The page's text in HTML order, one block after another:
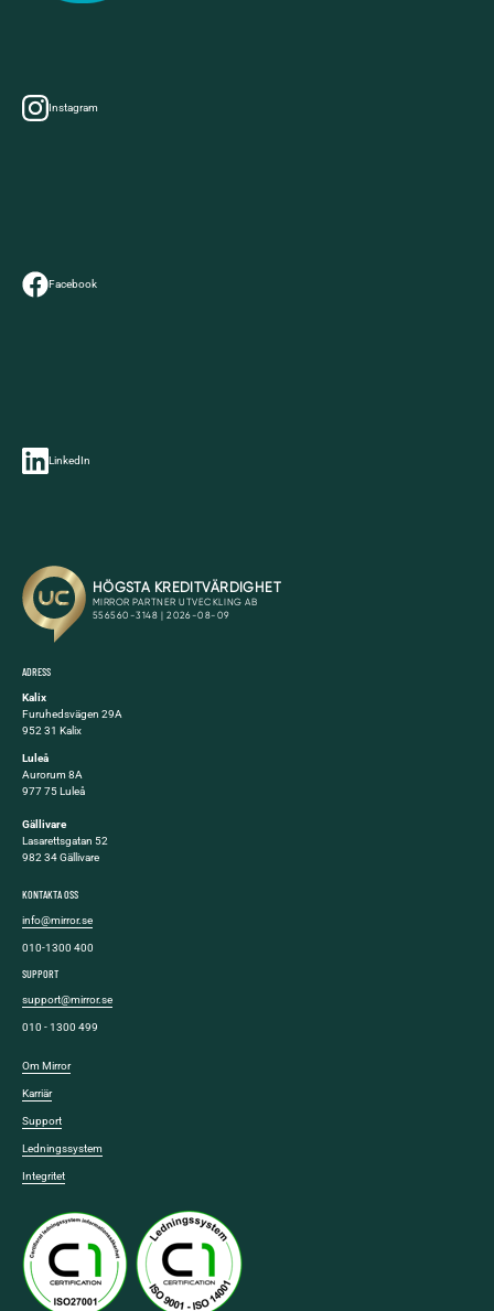
Instagram
Facebook
LinkedIn
ADRESS
Kalix
Furuhedsvägen 29A
952 31 Kalix
Luleå
Aurorum 8A
977 75 Luleå
Gällivare
Lasarettsgatan 52
982 34 Gällivare
KONTAKTA OSS
info@mirror.se
010-1300 400
SUPPORT
support@mirror.se
010 - 1300 499
Om Mirror
Karriär
Support
Ledningssystem
Integritet